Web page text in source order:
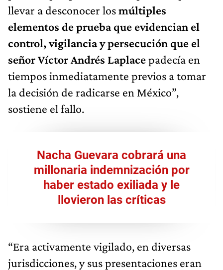
llevar a desconocer losmúltiples
elementos de prueba que evidencian el
control, vigilancia y persecución que el
señor Víctor Andrés Laplacepadecía en
tiempos inmediatamente previos a tomar
la decisión de radicarse en México”,
sostiene el fallo.
Nacha Guevara cobrará una
millonaria indemnización por
haber estado exiliada y le
llovieron las críticas
“Era activamente vigilado, en diversas
jurisdicciones, y sus presentaciones eran